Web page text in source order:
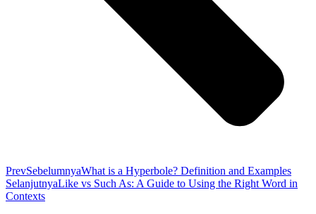
PrevSebelumnyaWhat is a Hyperbole? Definition and Examples
SelanjutnyaLike vs Such As: A Guide to Using the Right Word in
Contexts